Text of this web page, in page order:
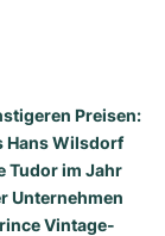
Preisen:
Hans Wilsdorf
Tudor im Jahr
Unternehmen
Vintage-